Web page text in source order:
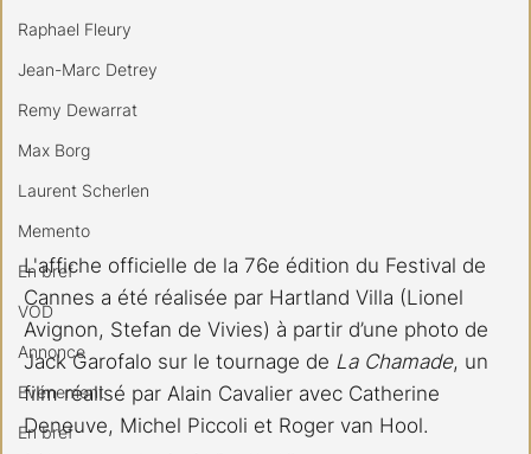
Raphael Fleury
Jean-Marc Detrey
Remy Dewarrat
Max Borg
Laurent Scherlen
Memento
En bref
VOD
Annonce
Evénement
En bref
L'affiche officielle de la 76e édition du Festival de
Cannes a été réalisée par Hartland Villa (Lionel
Avignon, Stefan de Vivies) à partir d’une photo de
Jack Garofalo sur le tournage de La Chamade, un
film réalisé par Alain Cavalier avec Catherine
Deneuve, Michel Piccoli et Roger van Hool.